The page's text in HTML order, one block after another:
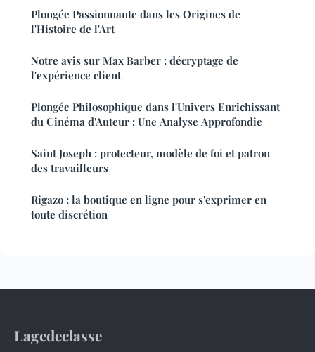
Plongée Passionnante dans les Origines de
l'Histoire de l'Art
Notre avis sur Max Barber : décryptage de
l'expérience client
Plongée Philosophique dans l'Univers Enrichissant
du Cinéma d'Auteur : Une Analyse Approfondie
Saint Joseph : protecteur, modèle de foi et patron
des travailleurs
Rigazo : la boutique en ligne pour s'exprimer en
toute discrétion
Lagedeclasse